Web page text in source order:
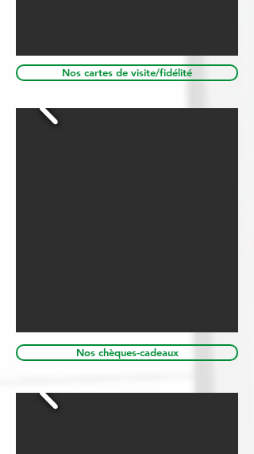
Nos cartes de visite/fidélité
Nos chèques-cadeaux